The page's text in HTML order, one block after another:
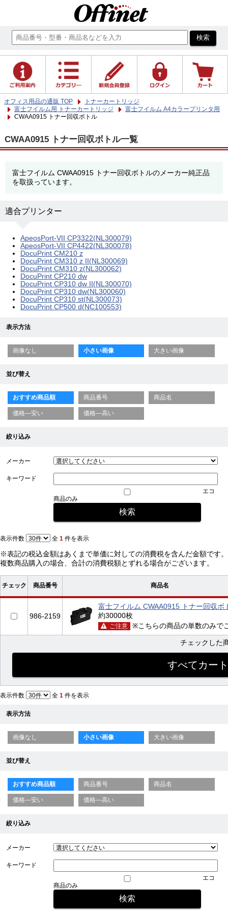
オフィス用品の通販 TOP
トナーカートリッジ
富士フイルム用 トナーカートリッジ
富士フイルム A4カラープリンタ用
CWAA0915 トナー回収ボトル
CWAA0915 トナー回収ボトル一覧
富士フイルム CWAA0915 トナー回収ボトルのメーカー純正品
を取扱っています。
適合プリンター
ApeosPort-VII CP3322(NL300079)
ApeosPort-VII CP4422(NL300078)
DocuPrint CM210 z
DocuPrint CM310 z II(NL300069)
DocuPrint CM310 z(NL300062)
DocuPrint CP210 dw
DocuPrint CP310 dw II(NL300070)
DocuPrint CP310 dw(NL300060)
DocuPrint CP310 st(NL300073)
DocuPrint CP500 d(NC100553)
表示方法
画像なし 小さい画像 大きい画像
並び替え
おすすめ商品順 商品番号 商品名
価格—安い 価格—高い
絞り込み
メーカー
キーワード
エコ
商品のみ
表示件数 全 1 件を表示
※表記の税込金額はあくまで単価に対しての消費税を含んだ金額です。
複数商品購入の場合、合計の消費税額とずれる場合がございます。
チェック 商品番号 商品名
986-2159
富士フイルム CWAA0915 トナー回収ボ
約30000枚
ご注意 ※こちらの商品の単数のみで
チェックした
表示件数 全 1 件を表示
表示方法
画像なし 小さい画像 大きい画像
並び替え
おすすめ商品順 商品番号 商品名
価格—安い 価格—高い
絞り込み
メーカー
キーワード
エコ
商品のみ